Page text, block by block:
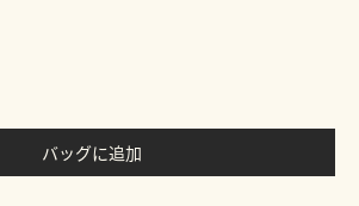
バッグに追加